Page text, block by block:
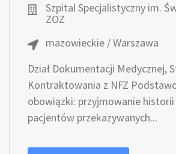
Szpital Specjalistyczny im.
ZOZ
mazowieckie / Warszawa
Dział Dokumentacji Medycznej,
Kontraktowania z NFZ
obowiązki: przyjmowanie
pacjentów przekazywanych...